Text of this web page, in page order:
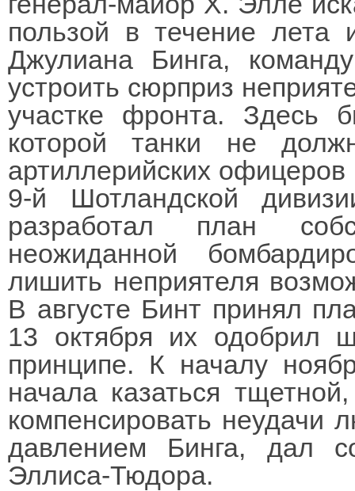
пользой в течение лета
Джулиана Бинга,
устроить сюрприз
участке фронта. Здесь
которой танки не
артиллерийских
9-й Шотландской
разработал план
неожиданной
лишить неприятеля
В августе Бинт принял
13 октября их одобрил
принципе. К началу
начала казаться
компенсировать неудачи
давлением Бинга, дал
Эллиса-Тюдора.